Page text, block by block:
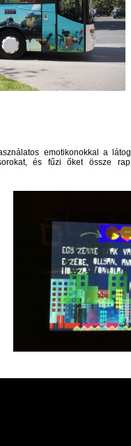
emotikonokkal a
és fűzi őket össze rap